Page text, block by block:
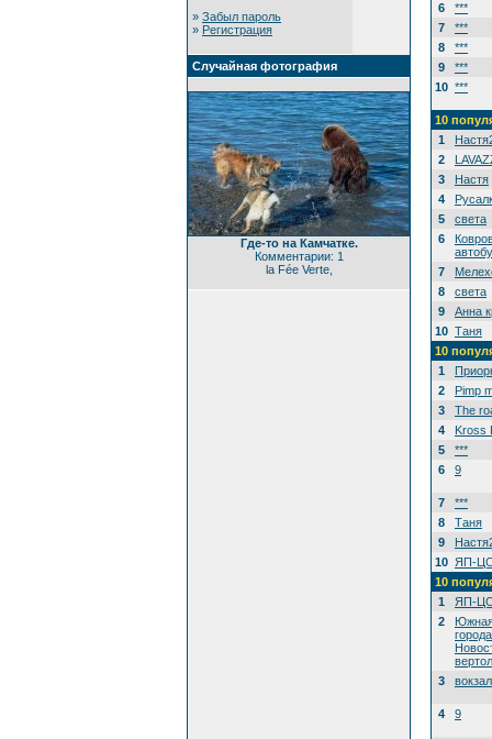
» Забыл пароль
» Регистрация
Случайная фотография
Где-то на Камчатке.
Комментарии: 1
la Fée Verte,
6
***
7
***
8
***
9
***
10 ***
10
1
2
3
Настя
4
5
света
6
7
8
света
9
Анна
10 Таня
10
1
2
Pimp
3
The
4
Kross
5
***
6
9
7
***
8
Таня
9
10 ЯП-
10
1
ЯП-
2
3
вокзал
4 9